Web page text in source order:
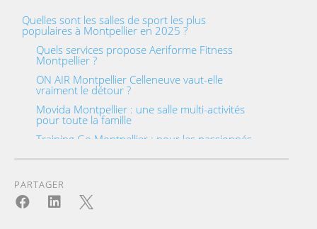
Quelles sont les salles de sport les plus
populaires à Montpellier en 2025 ?
Quels services propose Aeriforme Fitness
Montpellier ?
ON AIR Montpellier Celleneuve vaut-elle
vraiment le détour ?
Movida Montpellier : une salle multi-activités
pour toute la famille
Training Go Montpellier : pour les passionnés
unique au cœur de la ville
Comment trouver une salle de sport pas chère à
Montpellier ?
PARTAGER
  